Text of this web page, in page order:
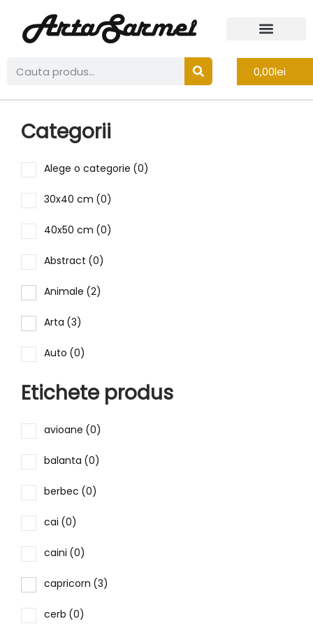
0,00lei
Categorii
Alege o categorie (0)
30x40 cm (0)
40x50 cm (0)
Abstract (0)
Animale (2)
Arta (3)
Auto (0)
Bauturi (0)
Etichete produs
avioane (0)
balanta (0)
berbec (0)
cai (0)
caini (0)
capricorn (3)
cerb (0)